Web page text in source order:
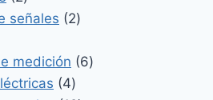
productos
señales 22
medición 66
44